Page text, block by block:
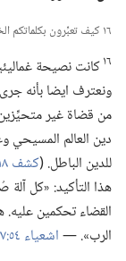
١٦ كيف تعبِّرون بكلماتكم الخاصة عن التأكيد الذي يعطيه يهوه لشعبه؟‏
١٦كانت نصيحة
ونعترف ايضا بأنه
من قضاة غير
دين العالم المسيحي
للدين الباطل.‏ (‏كشف ١٨:‏١-‏٣
هذا التأكيد:‏ «كل
القضاء تحكمين
الرب».‏ —‏اشعياء ٥٤:‏١٧